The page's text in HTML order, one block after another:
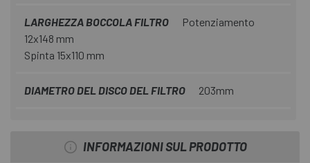
LARGHEZZA BOCCOLA FILTRO
Potenziamento
12x148 mm
Spinta 15x110 mm
DIAMETRO DEL DISCO DEL FILTRO 203mm
INFORMAZIONI SUL PRODOTTO